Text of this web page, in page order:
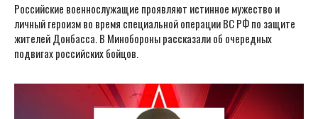
Российские военнослужащие проявляют истинное мужество и
личный героизм во время специальной операции ВС РФ по защите
жителей Донбасса. В Минобороны рассказали об очередных
подвигах российских бойцов.